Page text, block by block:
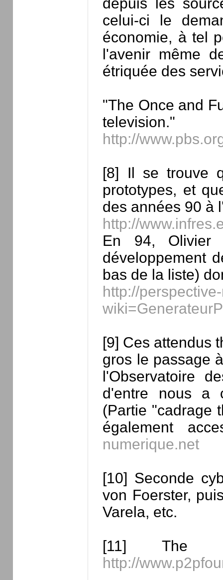
celui-ci le
économie, à tel
l'avenir même
étriquée des
"The Once and
television."
http://
[8] Il se trouve
prototypes, et
des années 90 à
http://
En 94, Olivier
développement
bas de la liste)
http://
[9] Ces attendus
gros le passage
l'Observatoire
d'entre nous a
(Partie "cadrage
également
numerique.net
[10] Seconde
von Foerster,
Varela, etc.
[11] The
http://